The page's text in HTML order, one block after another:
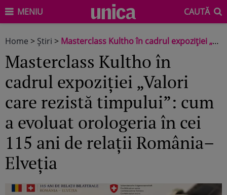
MENIU CAUTĂ
Home > Știri > Masterclass Kultho în cadrul expoziției „Valori care rezistă timpului”: cum a evoluat orologeria în cei 115 ani de relații România–Elveția
Masterclass Kultho în
cadrul expoziției „Valori
care rezistă timpului”: cum
a evoluat orologeria în cei
115 ani de relații România–
Elveția